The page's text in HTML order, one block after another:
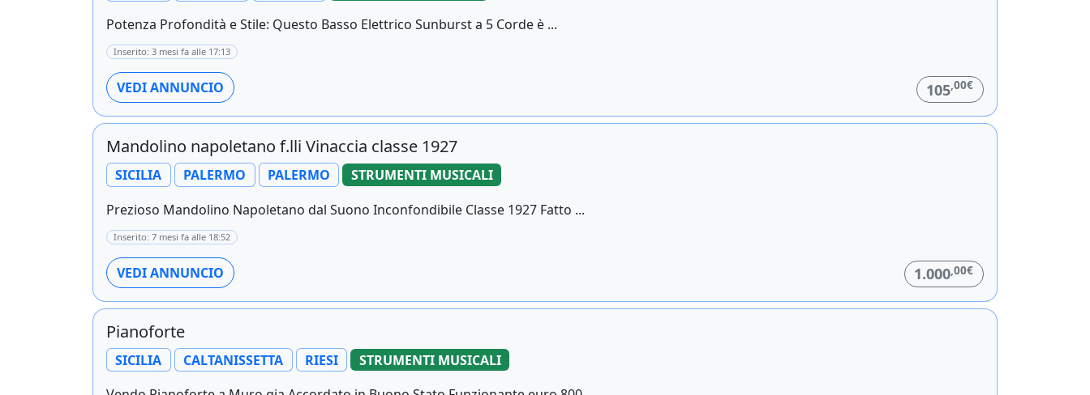
Potenza Profondità e Stile: Questo Basso Elettrico Sunburst a 5 Corde è ...
Inserito: 3 mesi fa alle 17:13
VEDI ANNUNCIO 105,00€
Mandolino napoletano f.lli Vinaccia classe 1927
SICILIA PALERMO PALERMO
STRUMENTI MUSICALI
Prezioso Mandolino Napoletano dal Suono Inconfondibile Classe 1927 Fatto ...
Inserito: 7 mesi fa alle 18:52
VEDI ANNUNCIO 1.000,00€
Pianoforte
SICILIA CALTANISSETTA RIESI
STRUMENTI MUSICALI